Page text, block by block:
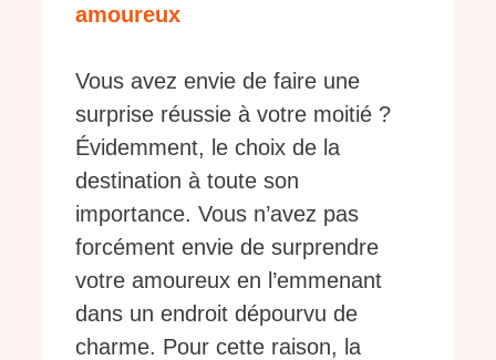
amoureux
Vous avez envie de faire une
surprise réussie à votre moitié ?
Évidemment, le choix de la
destination à toute son
importance. Vous n’avez pas
forcément envie de surprendre
votre amoureux en l’emmenant
dans un endroit dépourvu de
charme. Pour cette raison, la